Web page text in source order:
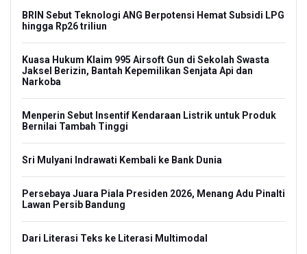
BRIN Sebut Teknologi ANG Berpotensi Hemat Subsidi LPG
hingga Rp26 triliun
Kuasa Hukum Klaim 995 Airsoft Gun di Sekolah Swasta
Jaksel Berizin, Bantah Kepemilikan Senjata Api dan
Narkoba
Menperin Sebut Insentif Kendaraan Listrik untuk Produk
Bernilai Tambah Tinggi
Sri Mulyani Indrawati Kembali ke Bank Dunia
Persebaya Juara Piala Presiden 2026, Menang Adu Pinalti
Lawan Persib Bandung
Dari Literasi Teks ke Literasi Multimodal